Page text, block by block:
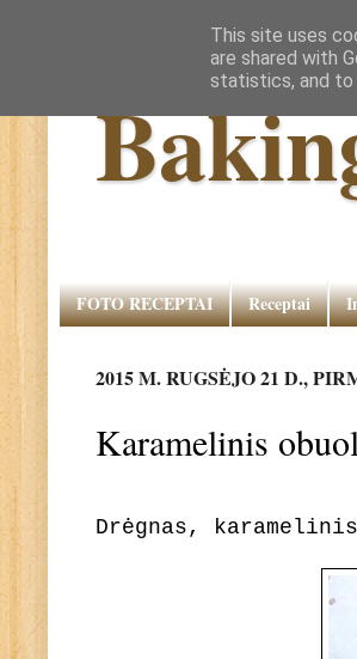
FOTO RECEPTAI Receptai
2015 M. RUGSĖJO 21 D.,
Karamelinis
Drėgnas,
This site uses
are shared with
statistics, and to